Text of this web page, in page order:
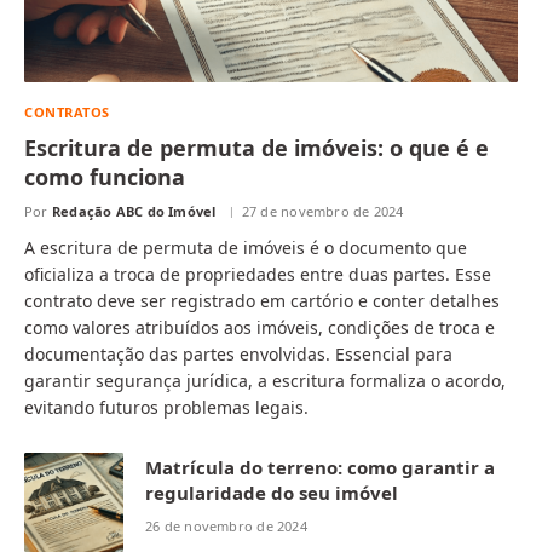
CONTRATOS
Escritura de permuta de imóveis: o que é e
como funciona
Por Redação ABC do Imóvel 27 de novembro de 2024
A escritura de permuta de imóveis é o documento que
oficializa a troca de propriedades entre duas partes. Esse
contrato deve ser registrado em cartório e conter detalhes
como valores atribuídos aos imóveis, condições de troca e
documentação das partes envolvidas. Essencial para
garantir segurança jurídica, a escritura formaliza o acordo,
evitando futuros problemas legais.
Matrícula do terreno: como garantir a
regularidade do seu imóvel
26 de novembro de 2024